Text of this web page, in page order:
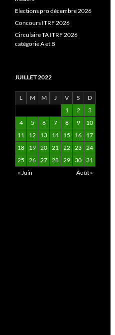
Elections pro décembre 2026
Concours ITRF 2026
Circulaire TA ITRF 2026
catégorie A et B
JUILLET 2022
L M M J V S
D
1
2
3
4
5 6 7 8 9
10
11
12 13 14 15 16
17
18
19 20 21 22 23 24
25
26 27 28 29 30
31
« Juin
Août »